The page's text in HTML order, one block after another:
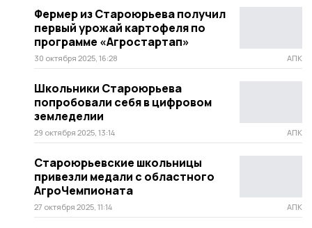
Фермер из Староюрьева получил
первый урожай картофеля по
программе «Агростартап»
30 октября 2025, 16:28 АПК
Школьники Староюрьева
попробовали себя в цифровом
земледелии
29 октября 2025, 13:14 АПК
Староюрьевские школьницы
привезли медали с областного
АгроЧемпионата
27 октября 2025, 11:14 АПК